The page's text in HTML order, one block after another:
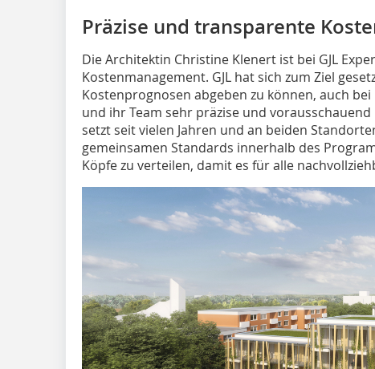
Präzise und transparente
Die Architektin Christine Klenert ist bei GJL
Kostenmanagement. GJL hat sich zum Ziel
Kostenprognosen abgeben zu können, auch
und ihr Team sehr präzise und
setzt seit vielen Jahren und an beiden
gemeinsamen Standards innerhalb des
Köpfe zu verteilen, damit es für alle